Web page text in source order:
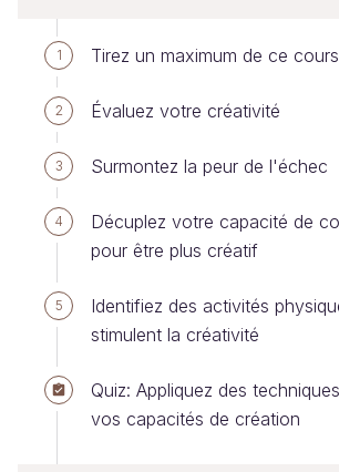
1 Tirez un maximum de ce cours
2 Évaluez votre créativité
3 Surmontez la peur de l'échec
4
Décuplez votre capacité de
pour être plus créatif
5
Identifiez des activités
stimulent la créativité
Quiz: Appliquez des
vos capacités de création